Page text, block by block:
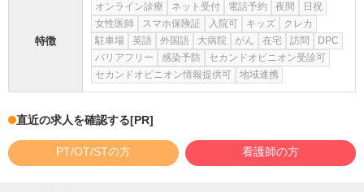
特徴
オンライン診療 ネット受付 電話予約 夜間
日祝
女性医師
スマホ保険証 入院可 キッズ
クレカ
駐車場
英語 外国語 大病院 がん 在宅 訪問
DPC
バリアフリー
感染予防
セカンドオピニオン受診可
セカンドオピニオン情報提供可
地域連携
直近の求人を確認する[PR]
PT/OT/STの方 看護師の方